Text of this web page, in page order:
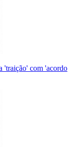
'traição' com 'acordo